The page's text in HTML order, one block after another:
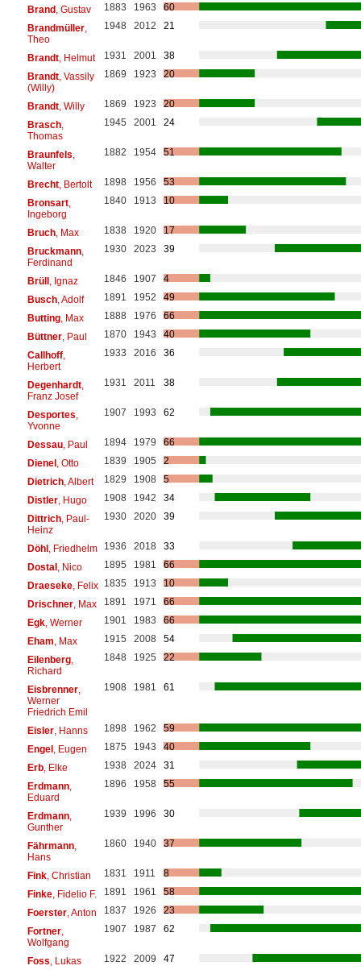
Brand, Gustav 1883 1963
60
Brandmüller,
Theo
1948 2012 21
Brandt, Helmut 1931 2001
38
Brandt, Vassily
(Willy)
1869 1923 20
Brandt, Willy 1869 1923
20
Brasch,
Thomas
1945 2001 24
Braunfels
Walter
1882 1954 51
Brecht, Bertolt 1898 1956
53
Bronsart,
Ingeborg
1840 1913 10
Bruch, Max 1838 1920
17
Bruckmann,
Ferdinand
1930 2023 39
Brüll, Ignaz 1846 1907
4
Busch, Adolf 1891 1952
49
Butting, Max 1888 1976
66
Büttner, Paul 1870 1943
40
Callhoff,
Herbert
1933 2016 36
Degenhardt,
Franz Josef
1931 2011 38
Desportes
Yvonne
1907 1993 62
Dessau, Paul 1894 1979
66
Dienel, Otto 1839 1905
2
Dietrich, Albert 1829 1908
5
Distler, Hugo 1908 1942
34
Dittrich, Paul-
Heinz
1930 2020 39
Döhl, Friedhelm 1936 2018
33
Dostal, Nico 1895 1981
66
Draeseke, Felix 1835 1913
10
Drischner, Max 1891 1971
66
Egk, Werner 1901 1983
66
Eham , Max 1915 2008
54
Eilenberg,
Richard
1848 1925 22
Eisbrenner,
Werner
Friedrich Emil
1908 1981 61
Eisler, Hanns 1898 1962
59
Engel, Eugen 1875 1943
40
Erb, Elke 1938 2024
31
Erdmann,
Eduard
1896 1958 55
Erdmann,
Gunther
1939 1996 30
Fährmann,
Hans
1860 1940 37
Fink, Christian 1831 1911
8
Finke, Fidelio F. 1891 1961
58
Foerster, Anton 1837 1926
23
Fortner,
Wolfgang
1907 1987 62
Foss , Lukas 1922 2009
47